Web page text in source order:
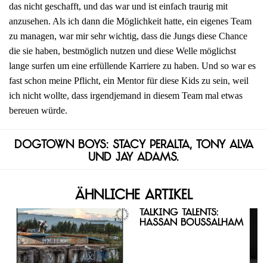
das nicht geschafft, und das war und ist einfach traurig mit
anzusehen. Als ich dann die Möglichkeit hatte, ein eigenes Team
zu managen, war mir sehr wichtig, dass die Jungs diese Chance
die sie haben, bestmöglich nutzen und diese Welle möglichst
lange surfen um eine erfüllende Karriere zu haben. Und so war es
fast schon meine Pflicht, ein Mentor für diese Kids zu sein, weil
ich nicht wollte, dass irgendjemand in diesem Team mal etwas
bereuen würde.
Dogtown Boys: Stacy Peralta, Tony Alva
und Jay Adams.
Ähnliche Artikel
Talking Talents:
Hassan Boussalham